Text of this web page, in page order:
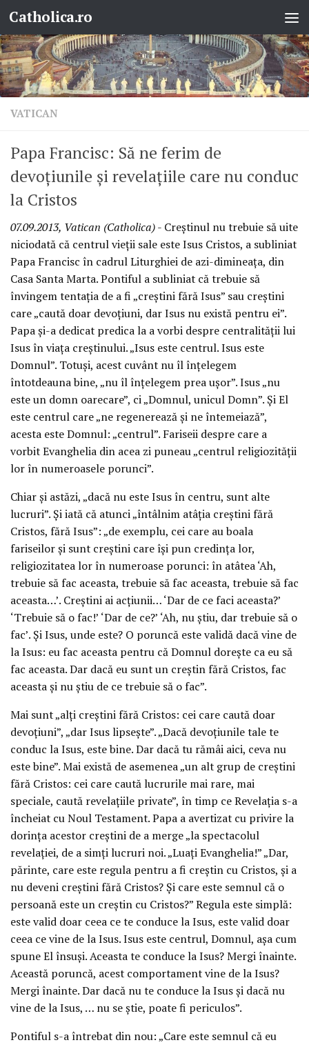
Skip to content
Catholica.ro
VATICAN
Papa Francisc: Să ne ferim de
devoţiunile şi revelaţiile care nu conduc
la Cristos
07.09.2013, Vatican (Catholica)- Creştinul nu trebuie să uite
niciodată că centrul vieţii sale este Isus Cristos, a subliniat
Papa Francisc în cadrul Liturghiei de azi-dimineaţa, din
Casa Santa Marta. Pontiful a subliniat că trebuie să
învingem tentaţia de a fi „creştini fără Isus” sau creştini
care „caută doar devoţiuni, dar Isus nu există pentru ei”.
Papa şi-a dedicat predica la a vorbi despre centralităţii lui
Isus în viaţa creştinului. „Isus este centrul. Isus este
Domnul”. Totuşi, acest cuvânt nu îl înţelegem
întotdeauna bine, „nu îl înţelegem prea uşor”. Isus „nu
este un domn oarecare”, ci „Domnul, unicul Domn”. Şi El
este centrul care „ne regenerează şi ne întemeiază”,
acesta este Domnul: „centrul”. Fariseii despre care a
vorbit Evanghelia din acea zi puneau „centrul religiozităţii
lor în numeroasele porunci”.
Chiar şi astăzi, „dacă nu este Isus în centru, sunt alte
lucruri”. Şi iată că atunci „întâlnim atâţia creştini fără
Cristos, fără Isus”: „de exemplu, cei care au boala
fariseilor şi sunt creştini care îşi pun credinţa lor,
religiozitatea lor în numeroase porunci: în atâtea ‘Ah,
trebuie să fac aceasta, trebuie să fac aceasta, trebuie să fac
aceasta…’. Creştini ai acţiunii… ‘Dar de ce faci aceasta?’
‘Trebuie să o fac!’ ‘Dar de ce?’ ‘Ah, nu ştiu, dar trebuie să o
fac’. Şi Isus, unde este? O poruncă este validă dacă vine de
la Isus: eu fac aceasta pentru că Domnul doreşte ca eu să
fac aceasta. Dar dacă eu sunt un creştin fără Cristos, fac
aceasta şi nu ştiu de ce trebuie să o fac”.
Mai sunt „alţi creştini fără Cristos: cei care caută doar
devoţiuni”, „dar Isus lipseşte”. „Dacă devoţiunile tale te
conduc la Isus, este bine. Dar dacă tu rămâi aici, ceva nu
este bine”. Mai există de asemenea „un alt grup de creştini
fără Cristos: cei care caută lucrurile mai rare, mai
speciale, caută revelaţiile private”, în timp ce Revelaţia s-a
încheiat cu Noul Testament. Papa a avertizat cu privire la
dorinţa acestor creştini de a merge „la spectacolul
revelaţiei, de a simţi lucruri noi. „Luaţi Evanghelia!” „Dar,
părinte, care este regula pentru a fi creştin cu Cristos, şi a
nu deveni creştini fără Cristos? Şi care este semnul că o
persoană este un creştin cu Cristos?” Regula este simplă:
este valid doar ceea ce te conduce la Isus, este valid doar
ceea ce vine de la Isus. Isus este centrul, Domnul, aşa cum
spune El însuşi. Aceasta te conduce la Isus? Mergi înainte.
Această poruncă, acest comportament vine de la Isus?
Mergi înainte. Dar dacă nu te conduce la Isus şi dacă nu
vine de la Isus, … nu se ştie, poate fi periculos”.
Pontiful s-a întrebat din nou: „Care este semnul că eu